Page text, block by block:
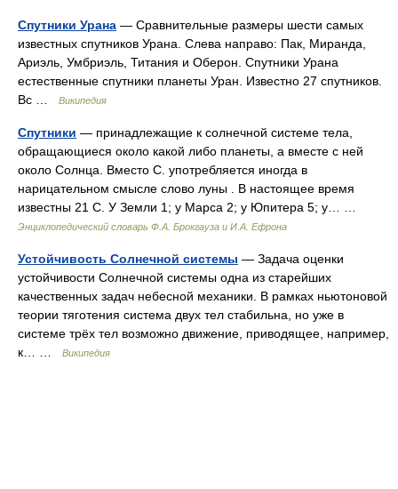
Спутники Урана — Сравнительные размеры шести самых
известных спутников Урана. Слева направо: Пак, Миранда,
Ариэль, Умбриэль, Титания и Оберон. Спутники Урана
естественные спутники планеты Уран. Известно 27 спутников.
Вс …
Википедия
Спутники — принадлежащие к солнечной системе тела,
обращающиеся около какой либо планеты, а вместе с ней
около Солнца. Вместо С. употребляется иногда в
нарицательном смысле слово луны . В настоящее время
известны 21 С. У Земли 1; у Марса 2; у Юпитера 5; у… …
Энциклопедический словарь Ф.А. Брокгауза и И.А. Ефрона
Устойчивость Солнечной системы — Задача оценки
устойчивости Солнечной системы одна из старейших
качественных задач небесной механики. В рамках ньютоновой
теории тяготения система двух тел стабильна, но уже в
системе трёх тел возможно движение, приводящее, например,
к… …
Википедия